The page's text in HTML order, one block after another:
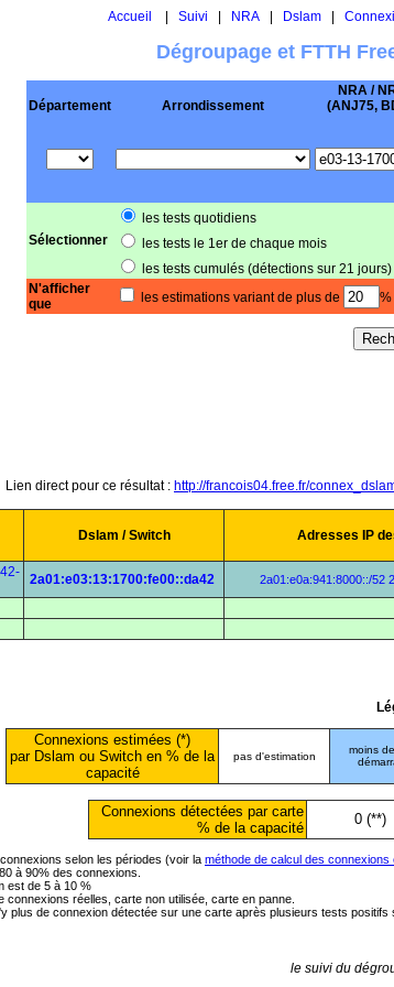
Accueil Suivi NRA| Dslam|
Dégroupage et FTTH
Département Arrondissement
NRA /
(ANJ75,
Sélectionner
les tests quotidiens
les tests le 1er de chaque mois
les tests cumulés (détections sur 21 jours)
N'afficher
que
les estimations variant de plus de %
Lien direct pour ce résultat : http://francois04.free.fr/
Dslam / Switch Adresses IP
2a01:e03:13:1700:fe00::da42 2a01:e0a:941:8000::/52
Connexions estimées (*)
par Dslam ou Switch en % de la
capacité
pas d'estimation
moins
Connexions détectées par carte
% de la capacité
0 (**)
selon les périodes (voir la méthode de calcul des connexions
à 90% des connexions.
est de 5 à 10 %
réelles, carte non utilisée, carte en panne.
plus de connexion détectée sur une carte après plusieurs tests positifs
le suivi du